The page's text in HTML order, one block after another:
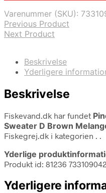
Varenummer (SKU):
Previous Product
Next Product
Beskrivelse
Yderligere
Beskrivelse
Fiskevand.dk har fundet
Sweater D Brown
Fiskegrej.dk i kategorien . .
Yderlige
Produkt id: 81236
Yderligere